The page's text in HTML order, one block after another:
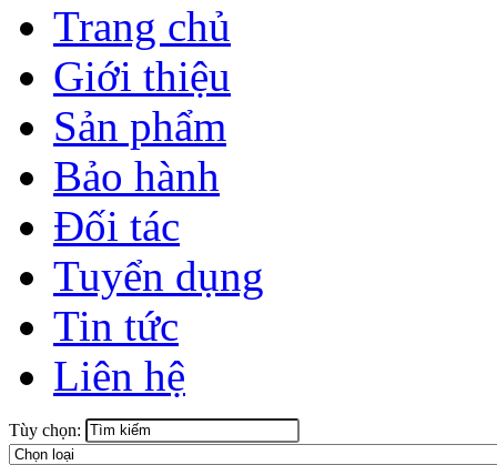
Trang chủ
Giới thiệu
Sản phẩm
Bảo hành
Đối tác
Tuyển dụng
Tin tức
Liên hệ
Tùy chọn: